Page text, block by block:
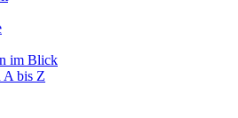
im Blick
A bis Z